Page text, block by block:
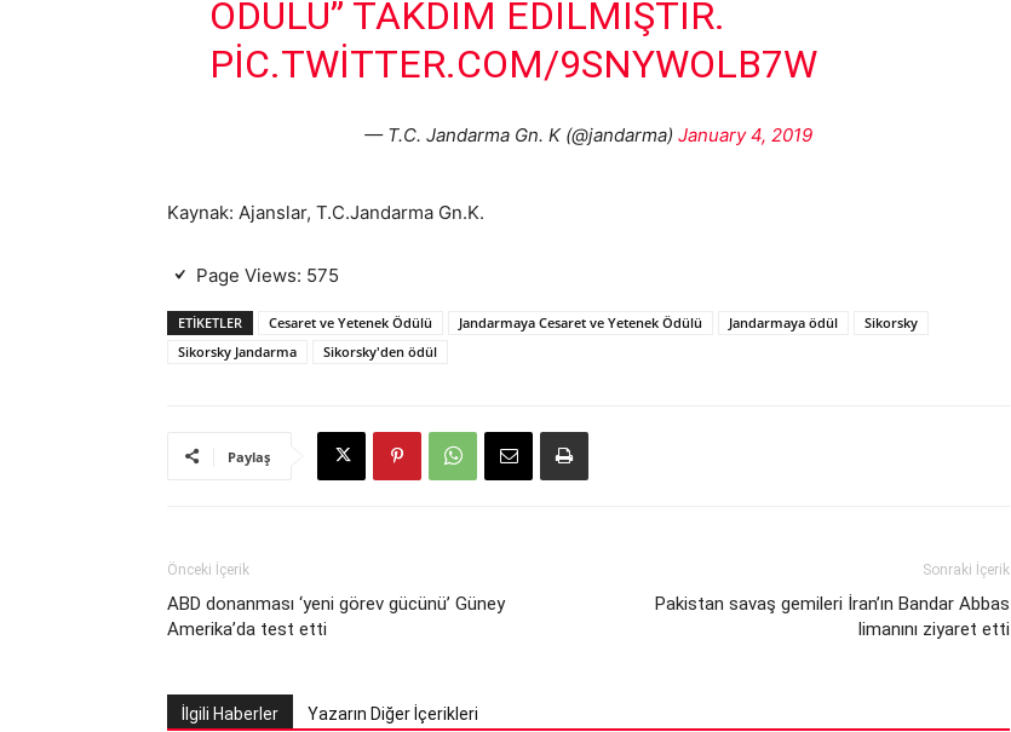
ÖDÜLÜ” TAKDIM EDILMIŞTIR.
PIC.TWITTER.COM/9SNYWOLB7W
— T.C. Jandarma Gn. K (@jandarma) January 4, 2019
Kaynak: Ajanslar, T.C.Jandarma Gn.K.
Page Views: 575
ETIKETLER Cesaret ve Yetenek Ödülü Jandarmaya Cesaret ve Yetenek Ödülü Jandarmaya ödül
Sikorsky
Sikorsky Jandarma
Sikorsky'den ödül
Paylaş
Önceki İçerik
ABD donanması ‘yeni görev gücünü’ Güney
Amerika’da test etti
Sonraki İçerik
Pakistan savaş gemileri İran’ın Bandar Abbas
limanını ziyaret etti
İlgili Haberler Yazarın Diğer İçerikleri